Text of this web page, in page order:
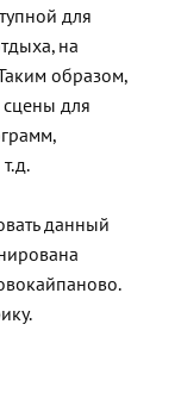
для
на
образом,
для
данный